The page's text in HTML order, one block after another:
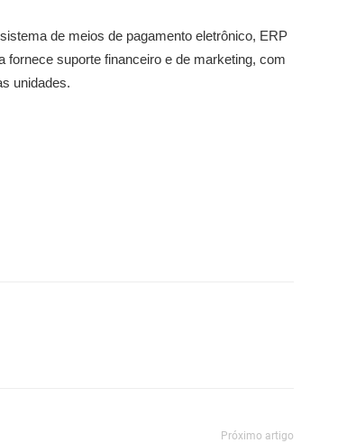
de meios de pagamento eletrônico, ERP
fornece suporte financeiro e de marketing, com
unidades.
Próximo artigo